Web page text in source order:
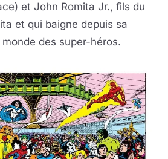
et John Romita Jr., fils du
et qui baigne depuis sa
des super-héros.